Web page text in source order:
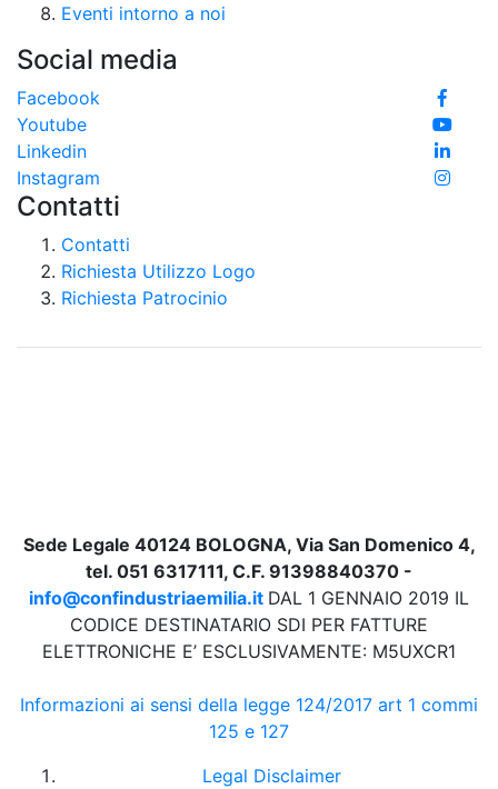
Eventi intorno a noi
Social media
Facebook
Youtube
Linkedin
Instagram
Contatti
Contatti
Richiesta Utilizzo Logo
Richiesta Patrocinio
Sede Legale 40124 BOLOGNA, Via San Domenico 4,
tel. 051 6317111, C.F. 91398840370 -
info@confindustriaemilia.it DAL 1 GENNAIO 2019 IL
CODICE DESTINATARIO SDI PER FATTURE
ELETTRONICHE E’ ESCLUSIVAMENTE: M5UXCR1
Informazioni ai sensi della legge 124/2017 art 1 commi
125 e 127
Legal Disclaimer